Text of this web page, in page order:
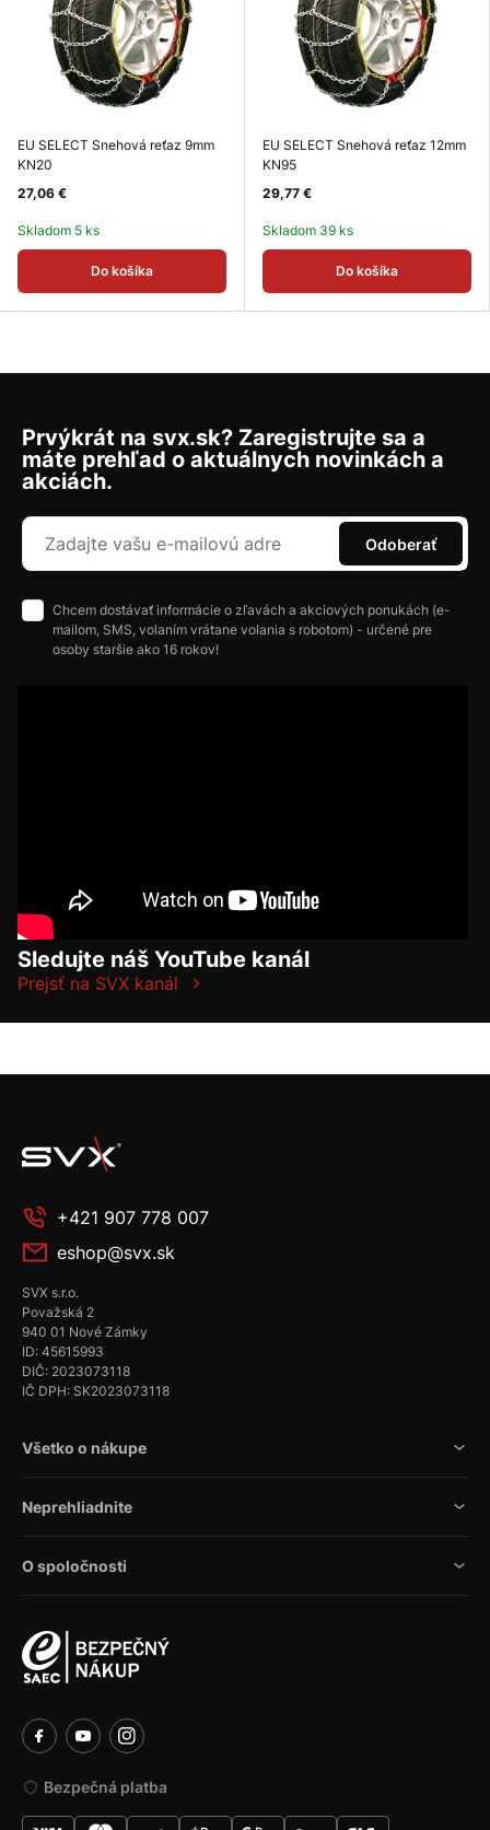
EU SELECT Snehová reťaz 9mm
KN20
27,06 €
Skladom 5 ks
Do košíka
EU SELECT Snehová reťaz 12mm
KN95
29,77 €
Skladom 39 ks
Do košíka
Prvýkrát na svx.sk? Zaregistrujte sa a
máte prehľad o aktuálnych novinkách a
akciách.
Odoberať
Chcem dostávať informácie o zľavách a akciových ponukách (e-
mailom, SMS, volaním vrátane volania s robotom) - určené pre
osoby staršie ako 16 rokov!
Sledujte náš YouTube kanál
Prejsť na SVX kanál
+421 907 778 007
eshop@svx.sk
SVX s.r.o.
Považská 2
940 01 Nové Zámky
ID: 45615993
DIČ: 2023073118
IČ DPH: SK2023073118
Všetko o nákupe
Neprehliadnite
O spoločnosti
Bezpečná platba